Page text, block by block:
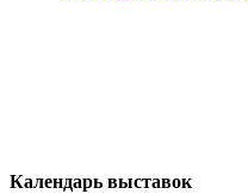
Календарь выставок